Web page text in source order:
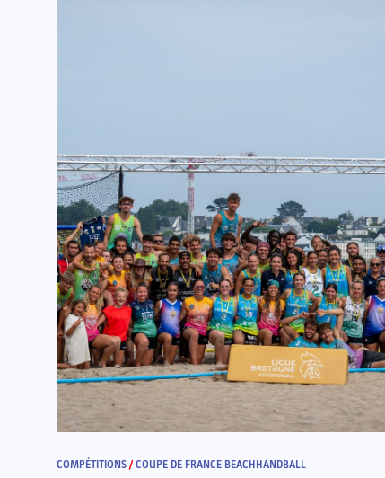
COMPÉTITIONS /COUPE DE FRANCE BEACHHANDBALL